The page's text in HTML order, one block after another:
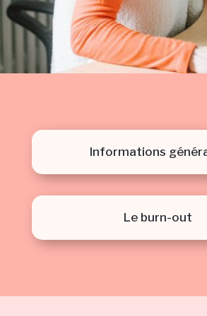
Informations
Le burn-out